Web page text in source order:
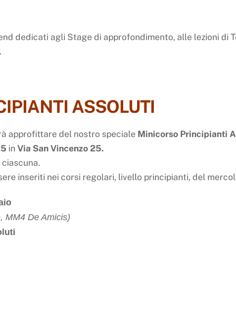
dedicati agli Stage di approfondimento, alle lezioni di
ASSOLUTI
approfittare del nostro speciale Minicorso Principianti
in Via San Vincenzo 25.
ciascuna.
inseriti nei corsi regolari, livello principianti, del
MM4 De Amicis)